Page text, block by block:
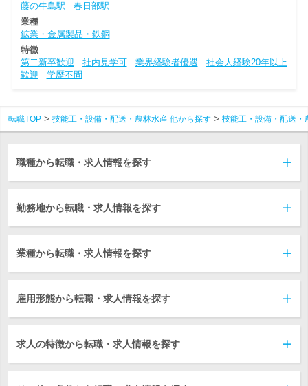
藤の牛島駅
春日部駅
業種
鉱業・金属製品・鉄鋼
特徴
第二新卒歓迎
社内見学可 業界経験者優遇
社会人経験20年以上
歓迎
学歴不問
転職TOP 技能工・設備・配送・農林水産 他から探す 技能工・設備・配送・
職種から転職・求人情報を探す
勤務地から転職・求人情報を探す
業種から転職・求人情報を探す
雇用形態から転職・求人情報を探す
求人の特徴から転職・求人情報を探す